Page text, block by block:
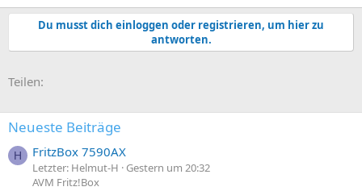
Du musst dich einloggen oder registrieren, um hier zu
antworten.
Teilen:
Neueste Beiträge
H FritzBox 7590AX
Letzter: Helmut-H
Gestern um 20:32
AVM Fritz!Box